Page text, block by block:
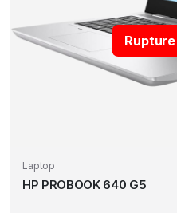
Laptop
HP PROBOOK 640 G5